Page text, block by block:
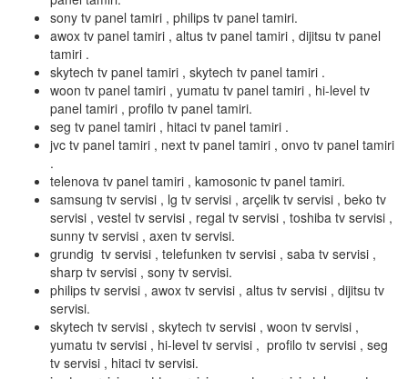
sony tv panel tamiri , philips tv panel tamiri.
awox tv panel tamiri , altus tv panel tamiri , dijitsu tv panel
tamiri .
skytech tv panel tamiri , skytech tv panel tamiri .
woon tv panel tamiri , yumatu tv panel tamiri , hi-level tv
panel tamiri , profilo tv panel tamiri.
seg tv panel tamiri , hitaci tv panel tamiri .
jvc tv panel tamiri , next tv panel tamiri , onvo tv panel tamiri
.
telenova tv panel tamiri , kamosonic tv panel tamiri.
samsung tv servisi , lg tv servisi , arçelik tv servisi , beko tv
servisi , vestel tv servisi , regal tv servisi , toshiba tv servisi ,
sunny tv servisi , axen tv servisi.
grundig tv servisi , telefunken tv servisi , saba tv servisi ,
sharp tv servisi , sony tv servisi.
philips tv servisi , awox tv servisi , altus tv servisi , dijitsu tv
servisi.
skytech tv servisi , skytech tv servisi , woon tv servisi ,
yumatu tv servisi , hi-level tv servisi , profilo tv servisi , seg
tv servisi , hitaci tv servisi.